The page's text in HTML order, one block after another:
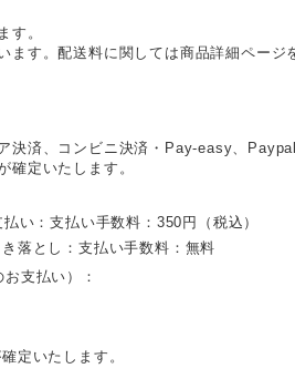
す。
ます。配送料に関しては商品詳細ページ
決済、コンビニ決済・Pay-easy、
確定いたします。
い：支払い手数料：350円（税込）
落とし：支払い手数料：無料
支払い）：
定いたします。